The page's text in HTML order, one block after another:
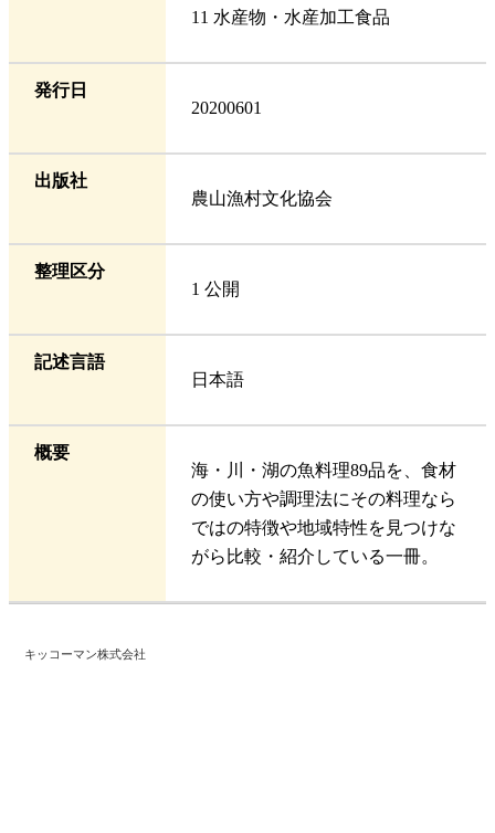
11 水産物・水産加工食品
発行日
20200601
出版社
農山漁村文化協会
整理区分
1 公開
記述言語
日本語
概要
海・川・湖の魚料理89品を、食材
の使い方や調理法にその料理なら
ではの特徴や地域特性を見つけな
がら比較・紹介している一冊。
キッコーマン株式会社